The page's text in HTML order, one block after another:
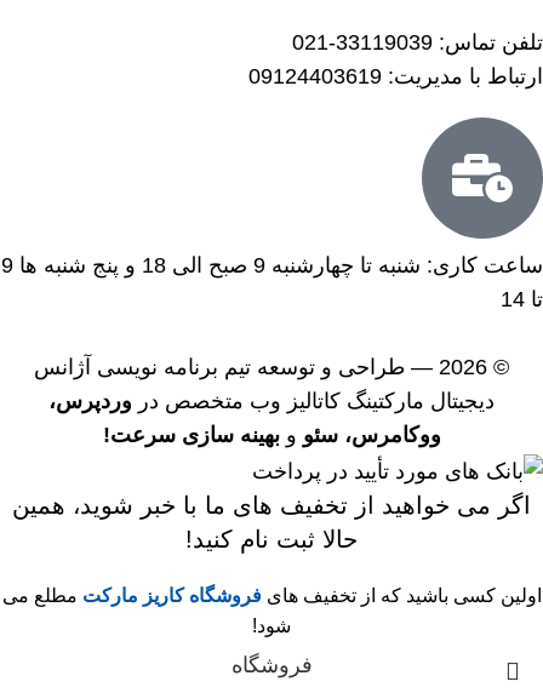
تلفن تماس: 33119039-021
ارتباط با مدیریت: 09124403619
ساعت کاری: شنبه تا چهارشنبه 9 صبح الی 18 و پنج شنبه ها 9
تا 14
© 2026 — طراحی و توسعه
تیم برنامه نویسی آژانس
دیجیتال مارکتینگ کاتالیز وب متخصص در وردپرس،
ووکامرس، سئو وبهینه سازی سرعت!
اگر می خواهید از تخفیف های ما با خبر شوید، همین
حالا ثبت نام کنید!
اولین کسی باشید که از تخفیف هایفروشگاه کاریز مارکت مطلع می
شود!
فروشگاه